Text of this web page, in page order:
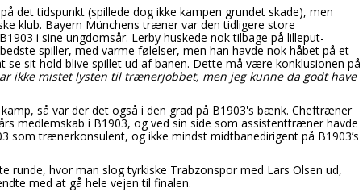
det tidspunkt (spillede dog ikke kampen grundet skade), men
klub. Bayern Münchens træner var den tidligere store
i sine ungdomsår. Lerby huskede nok tilbage på lilleput-
spiller, med varme følelser, men han havde nok håbet på et
se sit hold blive spillet ud af banen. Dette må være konklusionen på
ikke mistet lysten til trænerjobbet, men jeg kunne da godt have
så var der det også i den grad på B1903's bænk. Cheftræner
medlemskab i B1903, og ved sin side som assistenttræner havde
som trænerkonsulent, og ikke mindst midtbanedirigent på B1903’s
runde, hvor man slog tyrkiske Trabzonspor med Lars Olsen ud,
med at gå hele vejen til finalen.